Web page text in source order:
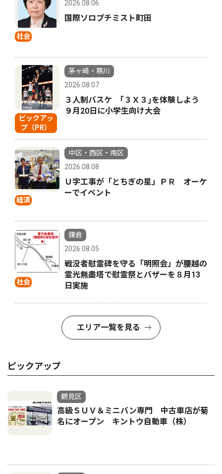
社会
2026.08.06
国際ソロプチミスト町田
ピックアッ
プ（PR）
茅ヶ崎・寒川
2026.08.07
３人制バスケ ｢３Ｘ３｣を体験しよう
９月20日に小学生向け大会
経済
中区・西区・南区
2026.08.08
Ｕ字工事が「とちぎの星」ＰＲ オーケ
ーでイベント
社会
鎌倉
2026.08.05
戦没者慰霊碑を守る「明照会」が腰越の
霊光無盡塔で慰霊祭とバザーを８月13
日実施
エリア一覧を見る
ピックアップ
鶴見区
高級ＳＵＶ＆ミニバン専門 中古車店が菊
名にオープン キントウ自動車（株）